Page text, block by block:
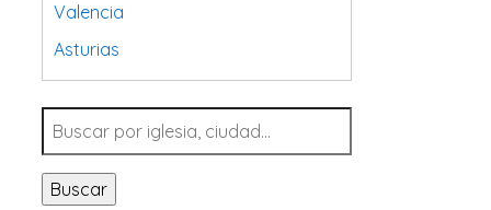
Valencia
Asturias
Tarragona
Navarra
Valladolid
Sevilla
Buscar